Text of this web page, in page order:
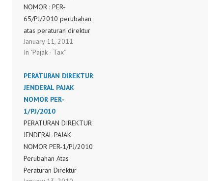
NOMOR : PER-
65/PJ/2010 perubahan
atas peraturan direktur
jenderal pajak nomor
per-13/pj./2010
prosedur
pemberitahuan dalam
rangka pembuatan, tata
cara pengisisan
keterangan, tata cara
pembetulan atau
penggantian, dan tata
cara pembatalan faktur
pajak
January 11, 2011
In "Pajak - Tax"
PERATURAN DIREKTUR
JENDERAL PAJAK
NOMOR PER-
1/PJ/2010
PERATURAN DIREKTUR
JENDERAL PAJAK
NOMOR PER-1/PJ/2010
Perubahan Atas
Peraturan Direktur